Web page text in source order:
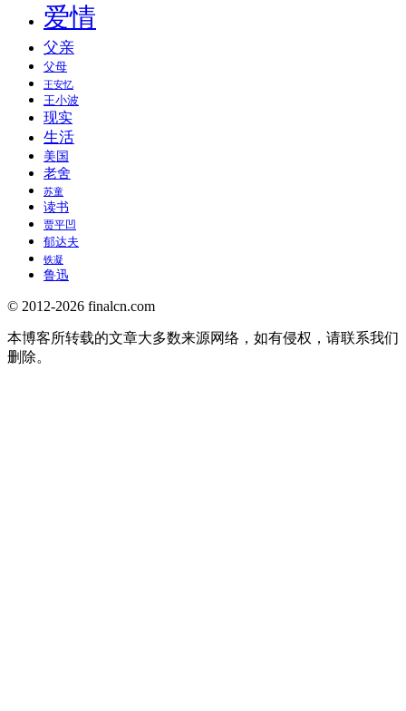
爱情
父亲
父母
王安忆
王小波
现实
生活
美国
老舍
苏童
读书
贾平凹
郁达夫
铁凝
鲁迅
© 2012-2026 finalcn.com
本博客所转载的文章大多数来源网络，如有侵权，请联系我们
删除。